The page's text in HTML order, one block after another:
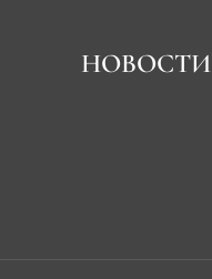
НОВОСТИ